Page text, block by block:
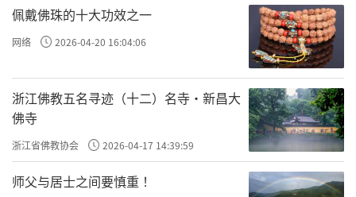
定了多次叛乱，建立了累累功勋。沙陀人的首
领朱邪赤心因此被皇帝赐国姓为「李」，其後
他以李国昌知名於世。其子即是名闻史册的李
克用。身为河东节度使的李克用，剿灭了庞勋
和黄巢两支强大的农民起义，逼得黄巢最後在?
山东境内自杀，沙陀英雄李克用由此成为唐晚
期势力最强的诸侯之一。
佩戴佛珠的十大功效之一
网络 2026-04-20 16:04:06
浙江佛教五名寻迹（十二）名寺·新昌大
佛寺
浙江省佛教协会 2026-04-17 14:39:59
师父与居士之间要慎重 ！